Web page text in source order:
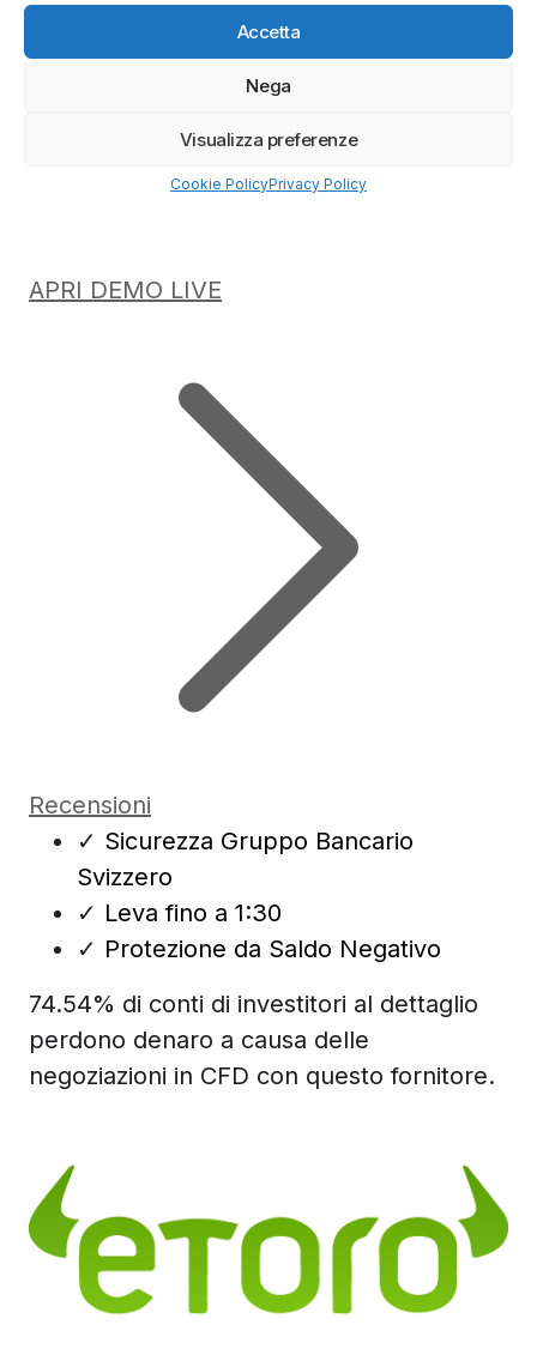
Accetta
Nega
Visualizza preferenze
Cookie PolicyPrivacy Policy
APRI DEMO LIVE
Recensioni
✓ Sicurezza Gruppo Bancario
Svizzero
✓ Leva fino a 1:30
✓ Protezione da Saldo Negativo
74.54% di conti di investitori al dettaglio
perdono denaro a causa delle
negoziazioni in CFD con questo fornitore.